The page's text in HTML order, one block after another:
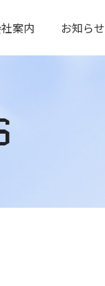
案内 お知らせ